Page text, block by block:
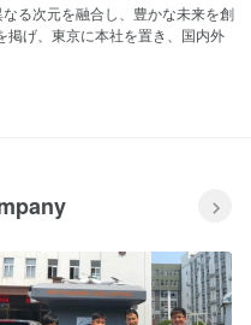
る次元を融合し、豊かな未来を創
掲げ、東京に本社を置き、国内外